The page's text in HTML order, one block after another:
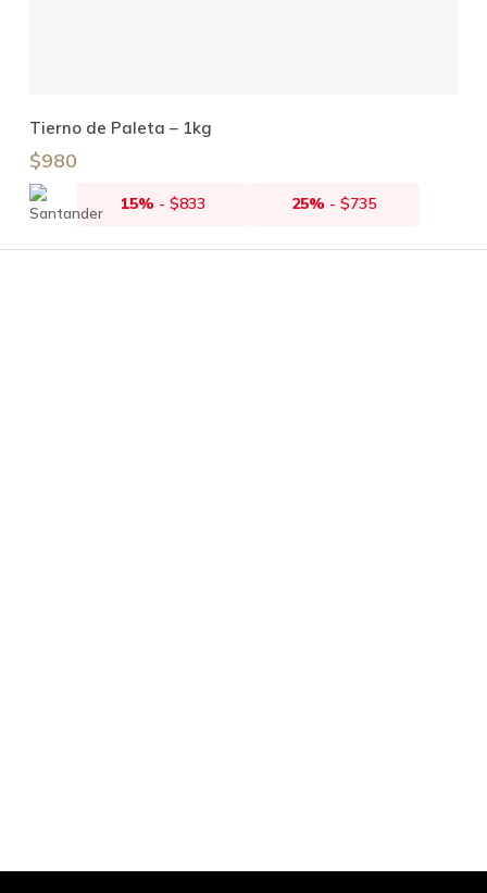
Tierno de Paleta – 1kg
$980
15% - $833 25% -$735